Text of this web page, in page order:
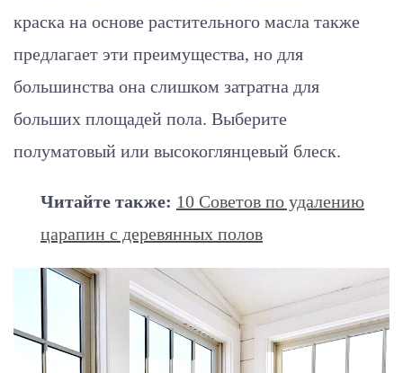
краска на основе растительного масла также
предлагает эти преимущества, но для
большинства она слишком затратна для
больших площадей пола. Выберите
полуматовый или высокоглянцевый блеск.
Читайте также: 10 Советов по удалению
царапин с деревянных полов